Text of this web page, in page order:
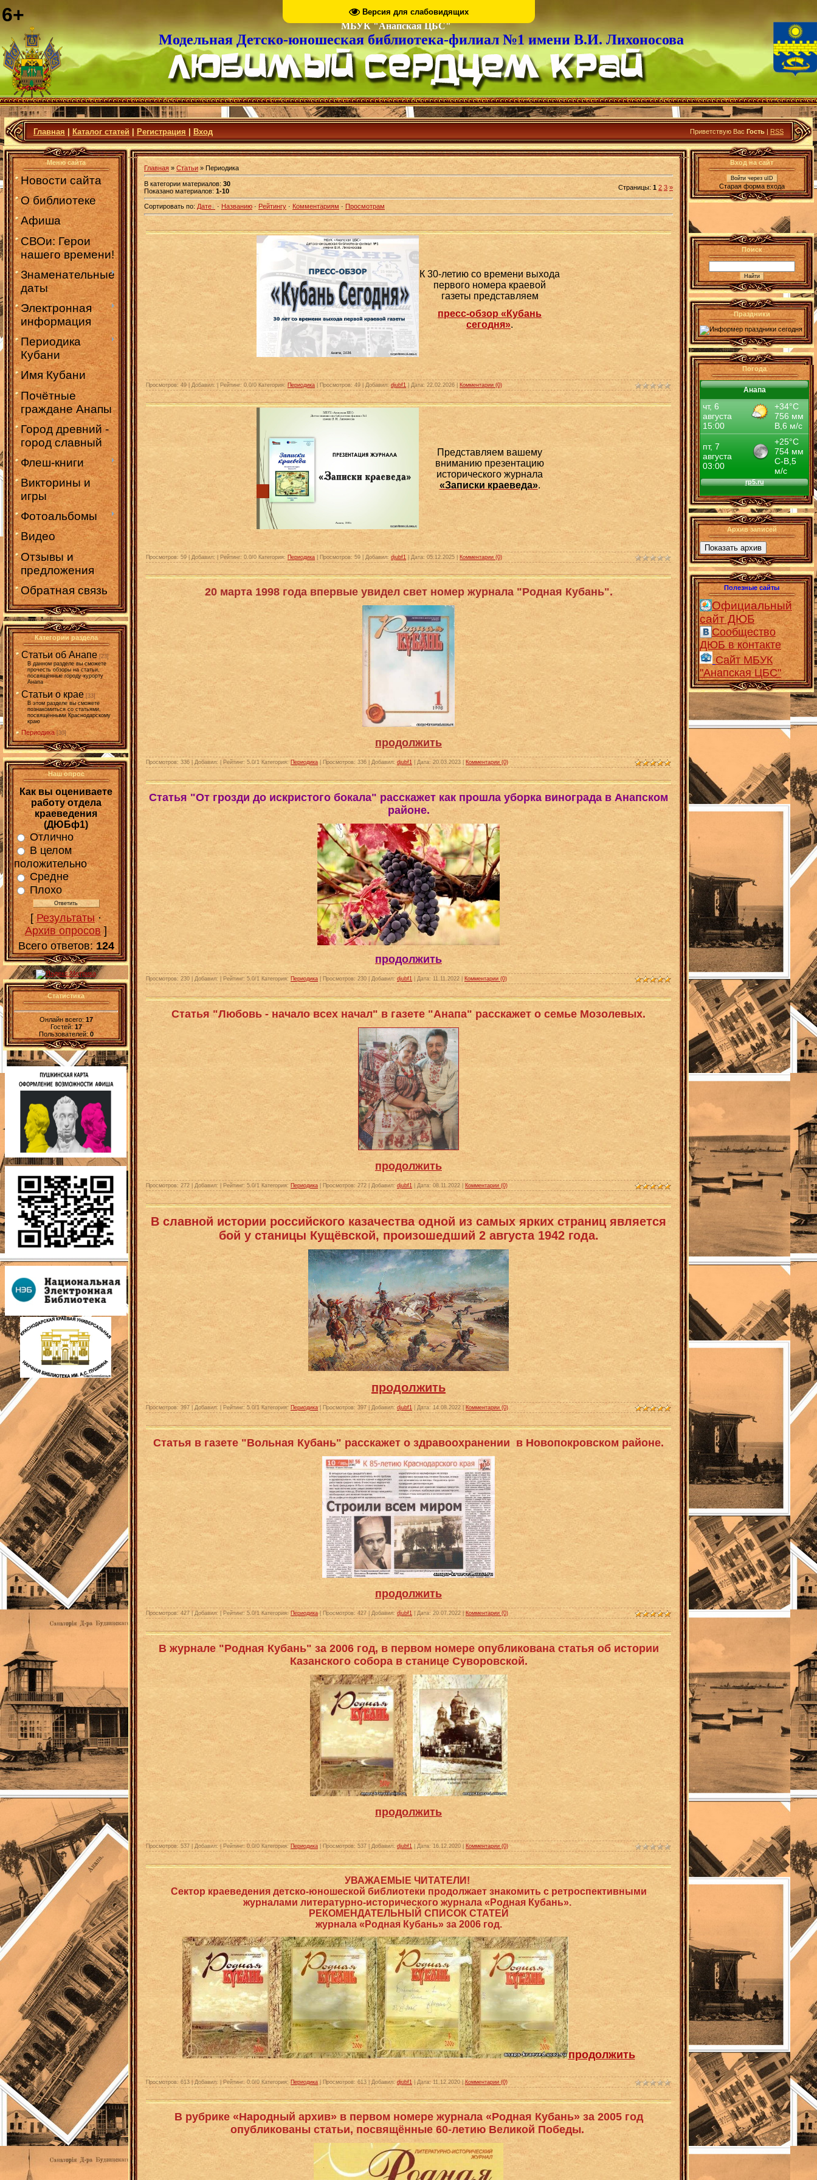
Версия для слабовидящих
6+
МБУК "Анапская ЦБС"
Модельная Детско-юношеская библиотека-филиал №1 имени В.И. Лихоносова
Главная Каталог статей Регистрация Вход Приветствую Вас Гость | RSS
Меню сайта
Новости сайта
О библиотеке
Афиша
СВОи: Герои
нашего времени!
Знаменательные
даты
Электронная
информация
Периодика
Кубани
Имя Кубани
Почётные
граждане Анапы
Город древний -
город славный
Флеш-книги
Викторины и
игры
Фотоальбомы
Видео
Отзывы и
предложения
Обратная связь
Категории раздела
Статьи об Анапе [23]
В данном разделе вы сможете
прочесть обзоры на статьи,
посвящённые городу-курорту
Анапа
Статьи о крае [33]
В этом разделе вы сможете
познакомиться со статьями,
посвящёнными Краснодарскому
краю
Периодика [30]
Наш опрос
Как вы оцениваете
работу отдела
краеведения
(ДЮБф1)
Отлично
В целом
положительно
Средне
Плохо
[Результаты·
Архив опросов]
Всего ответов: 124
Статистика
Онлайн всего:17
Гостей: 17
Пользователей: 0
Главная » Статьи » Периодика
В категории материалов: 30
Показано материалов: 1-10 Страницы: 1 2 3 »
Сортировать по: Дате · Названию · Рейтингу · Комментариям · Просмотрам
К 30-летию со времени выхода
первого номера краевой
газеты представляем
пресс-обзор «Кубань
сегодня».
Просмотров: 49 | Добавил: | Рейтинг: 0.0/0 Категория: Периодика |Просмотров: 49 Добавил: djubf1 Дата: 22.02.2026 Комментарии (0)
Представляем вашему
вниманию презентацию
исторического журнала
«Записки краеведа».
Просмотров: 59 | Добавил: | Рейтинг: 0.0/0 Категория: Периодика Просмотров: 59 Добавил: djubf1 Дата: 05.12.2025 Комментарии (0)
20 марта 1998 года впервые увидел свет номер журнала "Родная Кубань".
продолжить
Просмотров: 336 | Добавил: | Рейтинг: 5.0/1 Категория: Периодика Просмотров: 336 Добавил: djubf1 Дата: 20.03.2023 Комментарии (0)
Статья "От грозди до искристого бокала" расскажет как прошла уборка винограда в Анапском
районе.
продолжить
Просмотров: 230 | Добавил: | Рейтинг: 5.0/1 Категория: Периодика Просмотров: 230 Добавил: djubf1 Дата: 11.11.2022 Комментарии (0)
Статья "Любовь - начало всех начал" в газете "Анапа" расскажет о семье Мозолевых.
продолжить
Просмотров: 272 | Добавил: | Рейтинг: 5.0/1 Категория: Периодика Просмотров: 272 Добавил: djubf1 Дата: 08.11.2022 Комментарии (0)
В славной истории российского казачества одной из самых ярких страниц является
бой у станицы Кущёвской, произошедший 2 августа 1942 года.
продолжить
Просмотров: 397 | Добавил: | Рейтинг: 5.0/1 Категория: Периодика| Просмотров: 397 Добавил: djubf1 Дата: 14.08.2022 Комментарии (0)
Статья в газете "Вольная Кубань" расскажет о здравоохранении в Новопокровском районе.
продолжить
Просмотров: 427 | Добавил: | Рейтинг: 5.0/1 Категория: Периодика| Просмотров: 427 Добавил: djubf1 Дата: 20.07.2022 Комментарии (0)
В журнале "Родная Кубань" за 2006 год, в первом номере опубликована статья об истории
Казанского собора в станице Суворовской.
продолжить
Просмотров: 537 | Добавил: | Рейтинг: 0.0/0 Категория: Периодика Просмотров: 537 Добавил: djubf1 Дата: 16.12.2020 Комментарии (0)
УВАЖАЕМЫЕ ЧИТАТЕЛИ!
Сектор краеведения детско-юношеской библиотеки продолжает знакомить с ретроспективными
журналами литературно-исторического журнала «Родная Кубань».
РЕКОМЕНДАТЕЛЬНЫЙ СПИСОК СТАТЕЙ
журнала «Родная Кубань» за 2006 год.
продолжить
Просмотров: 613 | Добавил: | Рейтинг: 0.0/0 Категория: Периодика Просмотров: 613 Добавил: djubf1 |Дата: 11.12.2020 |Комментарии (0)
В рубрике «Народный архив» в первом номере журнала «Родная Кубань» за 2005 год
опубликованы статьи, посвящённые 60-летию Великой Победы.
Вход на сайт
Войти через uID
Старая форма входа
Поиск
Праздники
Погода
Анапа
Архив записей
Показать архив
Полезные сайты
Официальный
сайт ДЮБ
Сообщество
ДЮБ в контакте
Сайт МБУК
"Анапская ЦБС"